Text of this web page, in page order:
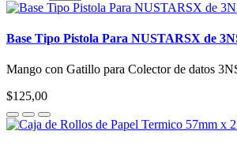
Base Tipo Pistola Para NUSTARSX de
Mango con Gatillo para Colector de datos
$125,00